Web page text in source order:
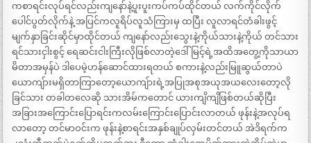
ကစာရင်းလုပ်ရင်လည်းကျနော်နဲ့ပူးပူးကပ်ကပ်ထိုင်တယ် လက်ကိုင်လိုက်
ပေါင်ပွတ်လိုက်နဲ့ အပြင်ကလူရိပ်လူသံကြားမှ ထပြီး လူလာရင်တံခါးဖွင့်
မျက်နှာခြင်းဆိုင်မှာထိုင်တယ် ကျနော်လည်းသွေးနဲ့ကိုယ်သားနဲ့ကိုယ် တင်သား
ရင်သားငှါးစွင့် ရေဆင်းငါးကြီးလိုဖြစ်လာတဲ့ဒေါ်မြင့်ရဲ့အထိအတွေ့ကိုသာယာ
မိတာအမှန်ပဲ ဒါပေမဲ့ဟန်ဆောင်ထားရတယ် စကားနဲ့လည်းမြူဆွယ်တာပဲ
ယောကျ်ားမရှိတာကြာတော့ယောကျ်ားရဲ့အပြုအစုအယုအယလေးတော့လို
ခြင်သား တခါတလေဆို သားအိမ်ကတောင် ယားကျိကျိဖြစ်တယ်ဆိုပြီး
အခြားအကြောင်းပြောရင်းကလမ်းကြောင်းပြောင်းလာတယ် ဖုန်းနဲ့အလုပ်ရ
လာတော့ တင်မာဝင်းက ဖုန်းနဲ့စာရင်းအနှစ်ချုပ်လှမ်းတင်တယ် အဲဒိရက်က